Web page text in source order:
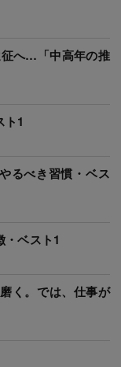
へ…「中高年の推
ト1
るべき習慣・ベス
ベスト1
く。では、仕事が